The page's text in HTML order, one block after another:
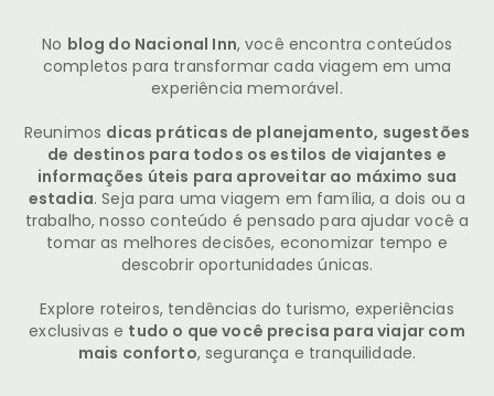
No blog do Nacional Inn, você encontra conteúdos
completos para transformar cada viagem em uma
experiência memorável.
Reunimos dicas práticas de planejamento, sugestões
de destinos para todos os estilos de viajantes e
informações úteis para aproveitar ao máximo sua
estadia. Seja para uma viagem em família, a dois ou a
trabalho, nosso conteúdo é pensado para ajudar você a
tomar as melhores decisões, economizar tempo e
descobrir oportunidades únicas.
Explore roteiros, tendências do turismo, experiências
exclusivas e tudo o que você precisa para viajar com
mais conforto, segurança e tranquilidade.